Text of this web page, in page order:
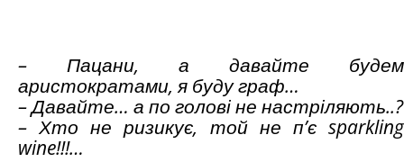
– Пацани, а давайте будем
аристократами, я буду граф…
–Давайте… а по голові не настріляють..?
– Хто не ризикує, той не п’є sparkling
wine!!!…